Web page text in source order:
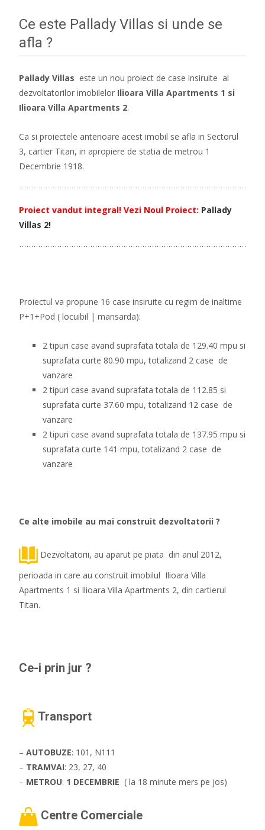
Ce este Pallady Villas si unde se
afla ?
Pallady Villas este un nou proiect de case insiruite al
dezvoltatorilor imobilelor Ilioara Villa Apartments 1 si
Ilioara Villa Apartments 2.
Ca si proiectele anterioare acest imobil se afla in Sectorul
3, cartier Titan, in apropiere de statia de metrou 1
Decembrie 1918.
Proiect vandut integral! Vezi Noul Proiect: Pallady
Villas 2!
Proiectul va propune 16 case insiruite cu regim de inaltime
P+1+Pod ( locuibil | mansarda):
2 tipuri case avand suprafata totala de 129.40 mpu si
suprafata curte 80.90 mpu, totalizand 2 case de
vanzare
2 tipuri case avand suprafata totala de 112.85 si
suprafata curte 37.60 mpu, totalizand 12 case de
vanzare
2 tipuri case avand suprafata totala de 137.95 mpu si
suprafata curte 141 mpu, totalizand 2 case de
vanzare
Ce alte imobile au mai construit dezvoltatorii ?
Dezvoltatorii, au aparut pe piata din anul 2012,
perioada in care au construit imobilul Ilioara Villa
Apartments 1 si Ilioara Villa Apartments 2, din cartierul
Titan.
Ce-i prin jur ?
Transport
– AUTOBUZE: 101, N111
– TRAMVAI: 23, 27, 40
– METROU: 1 DECEMBRIE ( la 18 minute mers pe jos)
Centre Comerciale